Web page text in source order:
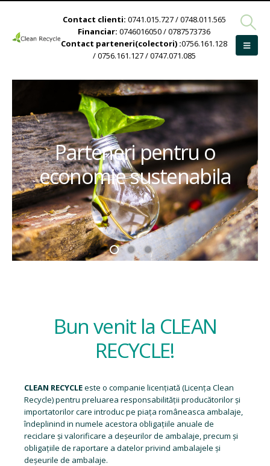
Contact clienti: 0741.015.727 / 0748.011.565
Financiar: 0746016050 / 0787573736
Contact parteneri(colectori) :0756.161.128
/ 0756.161.127 / 0747.071.085
Parteneri pentru o
economie sustenabila
Bun venit la CLEAN
RECYCLE!
CLEAN RECYCLEeste o companie licențiată (Licența Clean
Recycle) pentru preluarea responsabilității producătorilor și
importatorilor care introduc pe piața româneasca ambalaje,
îndeplinind in numele acestora obligațiile anuale de
reciclare și valorificare a deșeurilor de ambalaje, precum și
obligațiile de raportare a datelor privind ambalajele și
deșeurile de ambalaje.